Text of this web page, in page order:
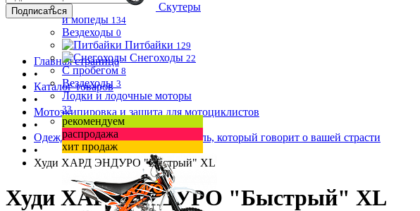
Скутеры
и мопеды 134
Вездеходы 0
Питбайки 129
Снегоходы 22
С пробегом 8
Вездеходы 3
Лодки и лодочные моторы
33
рекомендуем
распродажа
хит продаж
Главная страница
•
Каталог товаров
•
Мотоэкипировка и защита для мотоциклистов
•
Одежда для мотоциклистов — стиль, который говорит о вашей страсти
•
Худи ХАРД ЭНДУРО "Быстрый" XL
Худи ХАРД ЭНДУРО "Быстрый" XL